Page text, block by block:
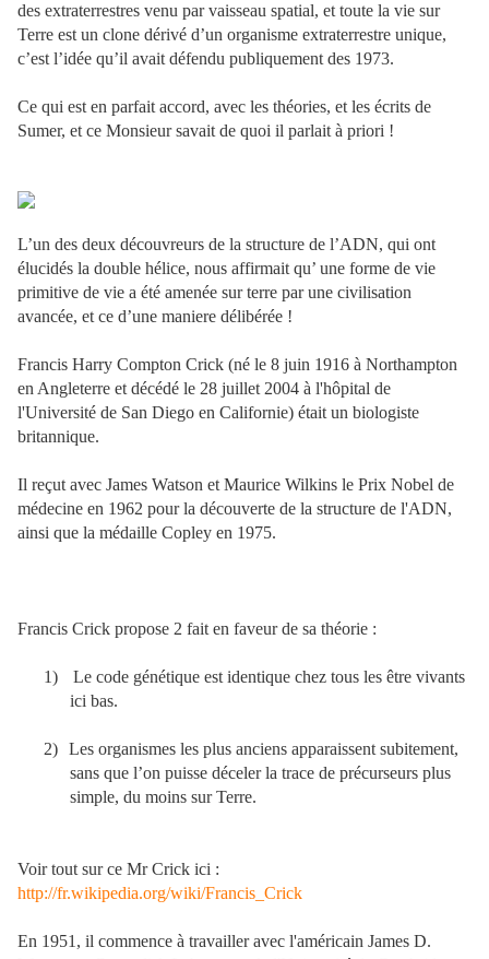
des extraterrestres venu par vaisseau spatial, et toute la vie sur
Terre est un clone dérivé d’un organisme extraterrestre unique,
c’est l’idée qu’il avait défendu publiquement des 1973.
Ce qui est en parfait accord, avec les théories, et les écrits de
Sumer, et ce Monsieur savait de quoi il parlait à priori !
L’un des deux découvreurs de la structure de l’ADN, qui ont
élucidés la double hélice, nous affirmait qu’ une forme de vie
primitive de vie a été amenée sur terre par une civilisation
avancée, et ce d’une maniere délibérée !
Francis Harry Compton Crick (né le 8 juin 1916 à Northampton
en Angleterre et décédé le 28 juillet 2004 à l'hôpital de
l'Université de San Diego en Californie) était un biologiste
britannique.
Il reçut avec James Watson et Maurice Wilkins le Prix Nobel de
médecine en 1962 pour la découverte de la structure de l'ADN,
ainsi que la médaille Copley en 1975.
Francis Crick propose 2 fait en faveur de sa théorie :
1)
Le code génétique est identique chez tous les être vivants
ici bas.
2) Les organismes les plus anciens apparaissent subitement,
sans que l’on puisse déceler la trace de précurseurs plus
simple, du moins sur Terre.
Voir tout sur ce Mr Crick ici :
http://fr.wikipedia.org/wiki/Francis_Crick
En 1951, il commence à travailler avec l'américain James D.